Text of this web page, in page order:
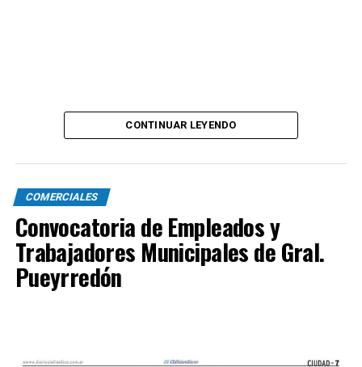
CONTINUAR LEYENDO
COMERCIALES
Convocatoria de Empleados y
Trabajadores Municipales de Gral.
Pueyrredón